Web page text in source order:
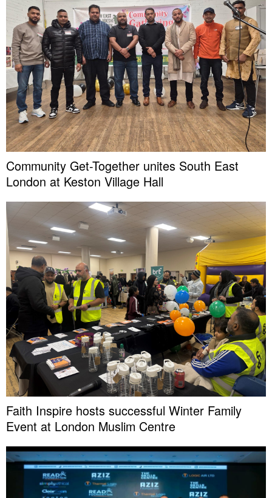
Community Get-Together unites South East
London at Keston Village Hall
Faith Inspire hosts successful Winter Family
Event at London Muslim Centre